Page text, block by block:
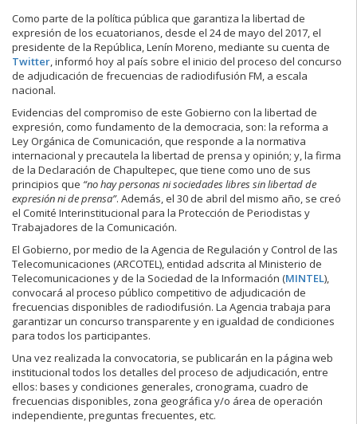
Como parte de la política pública que garantiza la libertad de
expresión de los ecuatorianos, desde el 24 de mayo del 2017, el
presidente de la República, Lenín Moreno, mediante su cuenta de
Twitter, informó hoy al país sobre el inicio del proceso del concurso
de adjudicación de frecuencias de radiodifusión FM, a escala
nacional.
Evidencias del compromiso de este Gobierno con la libertad de
expresión, como fundamento de la democracia, son: la reforma a
Ley Orgánica de Comunicación, que responde a la normativa
internacional y precautela la libertad de prensa y opinión; y, la firma
de la Declaración de Chapultepec, que tiene como uno de sus
principios que “no hay personas ni sociedades libres sin libertad de
expresión ni de prensa”. Además, el 30 de abril del mismo año, se creó
el Comité Interinstitucional para la Protección de Periodistas y
Trabajadores de la Comunicación.
El Gobierno, por medio de la Agencia de Regulación y Control de las
Telecomunicaciones (ARCOTEL), entidad adscrita al Ministerio de
Telecomunicaciones y de la Sociedad de la Información (MINTEL),
convocará al proceso público competitivo de adjudicación de
frecuencias disponibles de radiodifusión. La Agencia trabaja para
garantizar un concurso transparente y en igualdad de condiciones
para todos los participantes.
Una vez realizada la convocatoria, se publicarán en la página web
institucional todos los detalles del proceso de adjudicación, entre
ellos: bases y condiciones generales, cronograma, cuadro de
frecuencias disponibles, zona geográfica y/o área de operación
independiente, preguntas frecuentes, etc.